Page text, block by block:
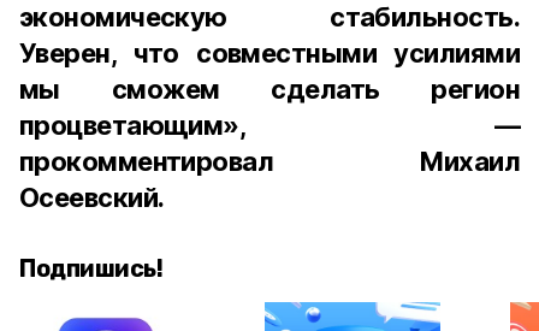
экономическую стабильность.
Уверен, что совместными усилиями
мы сможем сделать регион
процветающим», —
прокомментировал Михаил
Осеевский.
Подпишись!